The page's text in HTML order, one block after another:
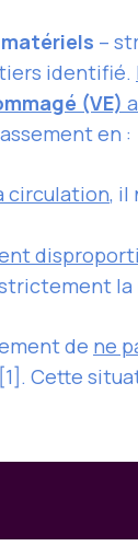
–
tiers identifié.
(VE)
en :
circulation, il
de ne
Cette